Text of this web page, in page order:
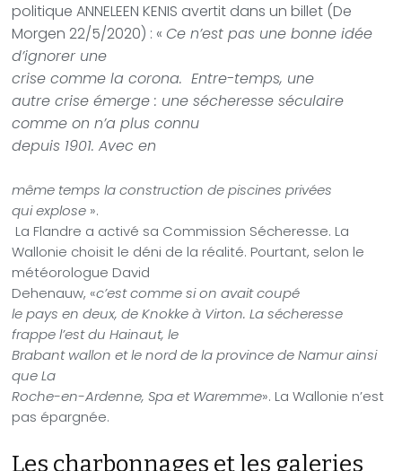
politique ANNELEEN KENIS avertit dans un billet (De
Morgen 22/5/2020) : « Ce n’est pas une bonne idée
d’ignorer une
crise comme la corona. Entre-temps, une
autre crise émerge : une sécheresse séculaire
comme on n’a plus connu
depuis 1901. Avec en
même temps la construction de piscines privées
qui explose ».
La Flandre a activé sa Commission Sécheresse. La
Wallonie choisit le déni de la réalité. Pourtant, selon le
météorologue David
Dehenauw, «c’est comme si on avait coupé
le pays en deux, de Knokke à Virton. La sécheresse
frappe l’est du Hainaut, le
Brabant wallon et le nord de la province de Namur ainsi
que La
Roche-en-Ardenne, Spa et Waremme». La Wallonie n’est
pas épargnée.
Les charbonnages et les galeries